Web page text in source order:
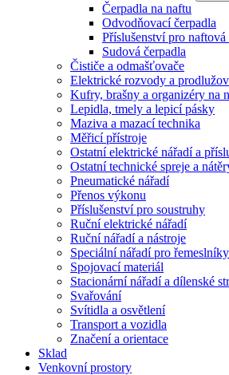
Čerpadla na naftu
Odvodňovací čerpadla
Příslušenství pro naftová
Sudová čerpadla
Čističe a odmašťovače
Elektrické rozvody a
Kufry, brašny a organizéry na
Lepidla, tmely a lepicí pásky
Maziva a mazací technika
Měřicí přístroje
Ostatní elektrické nářadí a
Ostatní technické spreje a
Pneumatické nářadí
Přenos výkonu
Příslušenství pro soustruhy
Ruční elektrické nářadí
Ruční nářadí a nástroje
Speciální nářadí pro řemeslníky
Spojovací materiál
Stacionární nářadí a dílenské
Svařování
Svítidla a osvětlení
Transport a vozidla
Značení a orientace
Sklad
Venkovní prostory